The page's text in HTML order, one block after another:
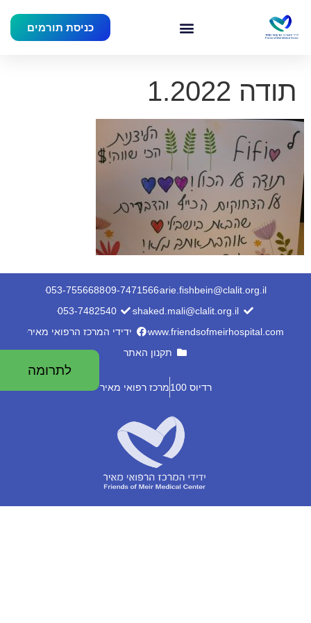
כניסת תורמים
לתרומה
תודה 1.2022
arie.fishbein@clalit.org.il
09-7471566
053-7556688
shaked.mali@clalit.org.il
053-7482540
www.friendsofmeirhospital.com
ידידי המרכז הרפואי מאיר
תקנון האתר
רדיוס 100 מרכז רפואי מאיר